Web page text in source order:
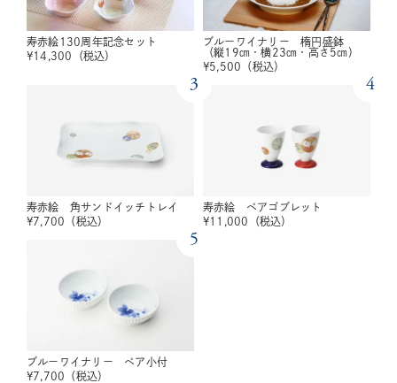
寿赤絵130周年記念セット
¥14,300 （税込）
ブルーワイナリー 楕円盛鉢
（縦19㎝・横23㎝・高さ5㎝）
¥5,500 （税込）
3
寿赤絵 角サンドイッチトレイ
¥7,700 （税込）
4
寿赤絵 ペアゴブレット
¥11,000 （税込）
5
ブルーワイナリー ペア小付
¥7,700 （税込）